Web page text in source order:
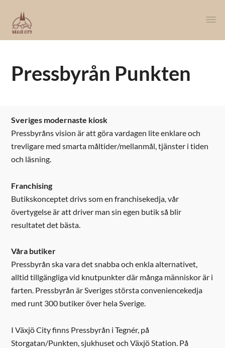
Pressbyrån Punkten
Sveriges modernaste kiosk
Pressbyråns vision är att göra vardagen lite enklare och
trevligare med smarta måltider/mellanmål, tjänster i tiden
och läsning.
Franchising
Butikskonceptet drivs som en franchisekedja, vår
övertygelse är att driver man sin egen butik så blir
resultatet det bästa.
Våra butiker
Pressbyrån ska vara det snabba och enkla alternativet,
alltid tillgängliga vid knutpunkter där många människor är i
farten. Pressbyrån är Sveriges största conveniencekedja
med runt 300 butiker över hela Sverige.
I Växjö City finns Pressbyrån i Tegnér, på
Storgatan/Punkten, sjukhuset och Växjö Station. På